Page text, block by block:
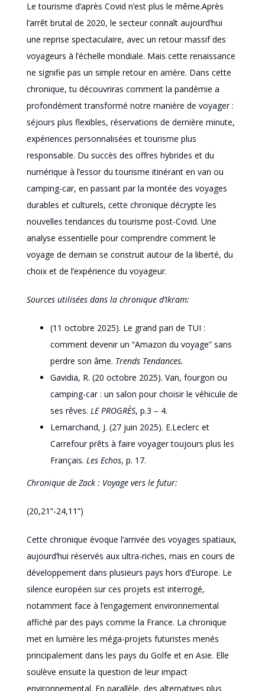
Le tourisme d’après Covid n’est plus le même.Après
l’arrêt brutal de 2020, le secteur connaît aujourd’hui
une reprise spectaculaire, avec un retour massif des
voyageurs à l’échelle mondiale. Mais cette renaissance
ne signifie pas un simple retour en arrière. Dans cette
chronique, tu découvriras comment la pandémie a
profondément transformé notre manière de voyager :
séjours plus flexibles, réservations de dernière minute,
expériences personnalisées et tourisme plus
responsable. Du succès des offres hybrides et du
numérique à l’essor du tourisme itinérant en van ou
camping-car, en passant par la montée des voyages
durables et culturels, cette chronique décrypte les
nouvelles tendances du tourisme post-Covid. Une
analyse essentielle pour comprendre comment le
voyage de demain se construit autour de la liberté, du
choix et de l’expérience du voyageur.
Sources utilisées dans la chronique d’Ikram:
(11 octobre 2025). Le grand pari de TUI :
comment devenir un “Amazon du voyage” sans
perdre son âme. Trends Tendances.
Gavidia, R. (20 octobre 2025). Van, fourgon ou
camping-car : un salon pour choisir le véhicule de
ses rêves. LE PROGRÈS, p.3 – 4.
Lemarchand, J. (27 juin 2025). E.Leclerc et
Carrefour prêts à faire voyager toujours plus les
Français. Les Echos, p. 17.
Chronique de Zack : Voyage vers le futur:
(20,21”-24,11”)
Cette chronique évoque l’arrivée des voyages spatiaux,
aujourd’hui réservés aux ultra-riches, mais en cours de
développement dans plusieurs pays hors d’Europe. Le
silence européen sur ces projets est interrogé,
notamment face à l’engagement environnemental
affiché par des pays comme la France. La chronique
met en lumière les méga-projets futuristes menés
principalement dans les pays du Golfe et en Asie. Elle
soulève ensuite la question de leur impact
environnemental. En parallèle, des alternatives plus